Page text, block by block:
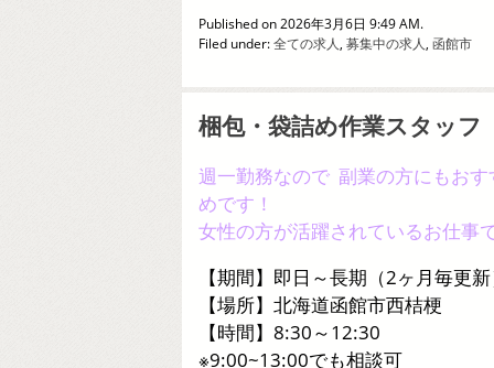
Published on 2026年3月6日 9:49 AM.
Filed under:全ての求人, 募集中の求人, 函館市
梱包・袋詰め作業スタッフ
週一勤務なので 副業の方にもおす
めです！
女性の方が活躍されているお仕事
【期間】即日～長期（2ヶ月毎更
【場所】北海道函館市西桔梗
【時間】8:30～12:30
※9:00~13:00でも相談可